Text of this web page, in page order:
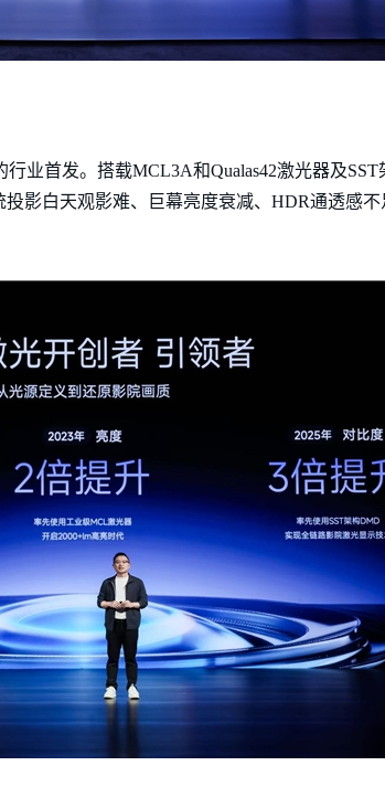
业首发。搭载MCL3A和Qualas42激光器及SST
影白天观影难、巨幕亮度衰减、HDR通透感